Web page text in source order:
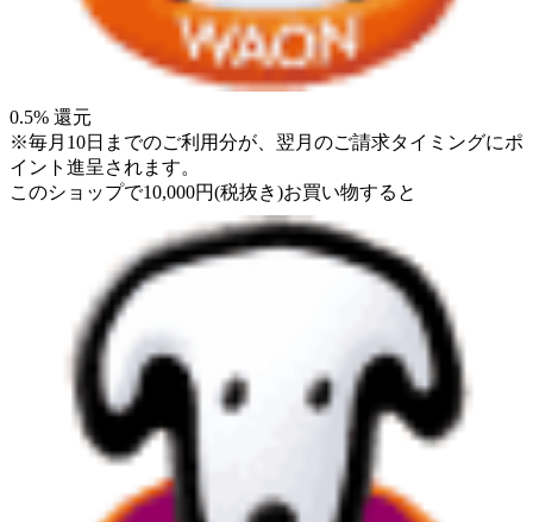
0.5% 還元
※毎月10日までのご利用分が、翌月のご請求タイミングにポ
イント進呈されます。
このショップで10,000円(税抜き)お買い物すると